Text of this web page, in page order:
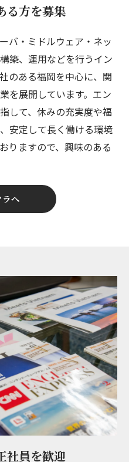
る方を募集
バ・ミドルウェア・ネッ
築、運用などを行うイン
のある福岡を中心に、関
を展開しています。エン
して、休みの充実度や福
安定して長く働ける環境
りますので、興味のある
へ
社員を歓迎